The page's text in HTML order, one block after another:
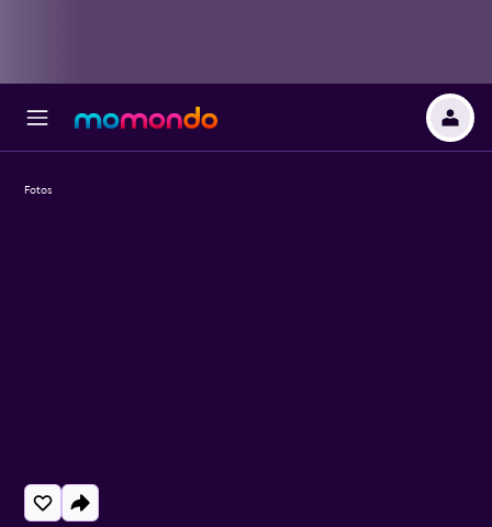
Fotos